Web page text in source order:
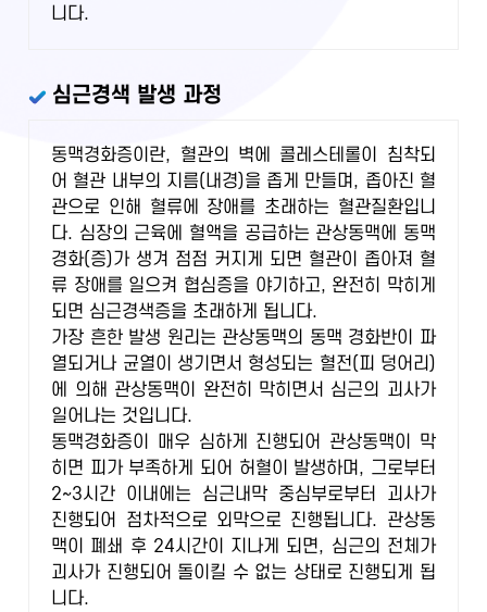
니다.
심근경색 발생 과정
동맥경화증이란, 혈관의 벽에 콜레스테롤이 침착되
어 혈관 내부의 지름(내경)을 좁게 만들며, 좁아진 혈
관으로 인해 혈류에 장애를 초래하는 혈관질환입니
다. 심장의 근육에 혈액을 공급하는 관상동맥에 동맥
경화(증)가 생겨 점점 커지게 되면 혈관이 좁아져 혈
류 장애를 일으켜 협심증을 야기하고, 완전히 막히게
되면 심근경색증을 초래하게 됩니다.
가장 흔한 발생 원리는 관상동맥의 동맥 경화반이 파
열되거나 균열이 생기면서 형성되는 혈전(피 덩어리)
에 의해 관상동맥이 완전히 막히면서 심근의 괴사가
일어나는 것입니다.
동맥경화증이 매우 심하게 진행되어 관상동맥이 막
히면 피가 부족하게 되어 허혈이 발생하며, 그로부터
2~3시간 이내에는 심근내막 중심부로부터 괴사가
진행되어 점차적으로 외막으로 진행됩니다. 관상동
맥이 폐쇄 후 24시간이 지나게 되면, 심근의 전체가
괴사가 진행되어 돌이킬 수 없는 상태로 진행되게 됩
니다.